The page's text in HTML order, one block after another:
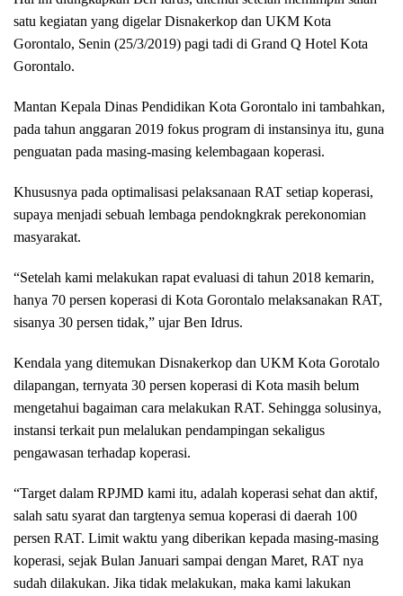
satu kegiatan yang digelar Disnakerkop dan UKM Kota
Gorontalo, Senin (25/3/2019) pagi tadi di Grand Q Hotel Kota
Gorontalo.
Mantan Kepala Dinas Pendidikan Kota Gorontalo ini tambahkan,
pada tahun anggaran 2019 fokus program di instansinya itu, guna
penguatan pada masing-masing kelembagaan koperasi.
Khususnya pada optimalisasi pelaksanaan RAT setiap koperasi,
supaya menjadi sebuah lembaga pendokngkrak perekonomian
masyarakat.
“Setelah kami melakukan rapat evaluasi di tahun 2018 kemarin,
hanya 70 persen koperasi di Kota Gorontalo melaksanakan RAT,
sisanya 30 persen tidak,” ujar Ben Idrus.
Kendala yang ditemukan Disnakerkop dan UKM Kota Gorotalo
dilapangan, ternyata 30 persen koperasi di Kota masih belum
mengetahui bagaiman cara melakukan RAT. Sehingga solusinya,
instansi terkait pun melalukan pendampingan sekaligus
pengawasan terhadap koperasi.
“Target dalam RPJMD kami itu, adalah koperasi sehat dan aktif,
salah satu syarat dan targtenya semua koperasi di daerah 100
persen RAT. Limit waktu yang diberikan kepada masing-masing
koperasi, sejak Bulan Januari sampai dengan Maret, RAT nya
sudah dilakukan. Jika tidak melakukan, maka kami lakukan